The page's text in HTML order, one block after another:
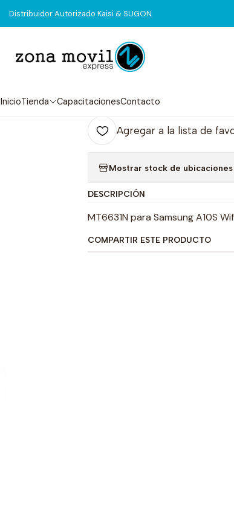
InicioTienda CapacitacionesContacto
Distribuidor Autorizado Kaisi & SUGON
Inicio Tienda Integrados MT6631N
|
MT6631N
Cantidad
Agregar a la lista de
Mostrar stock de ubicaciones
DESCRIPCIÓN
MT6631N para Samsung A10S
COMPARTIR ESTE PRODUCTO